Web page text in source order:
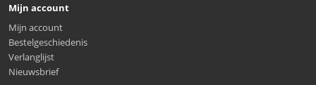
Mijn account
Mijn account
Bestelgeschiedenis
Verlanglijst
Nieuwsbrief